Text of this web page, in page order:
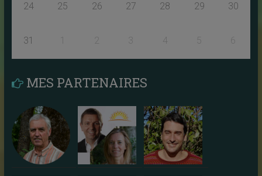
24 25 26 27 28 29 30
31 1 3 4 5 6
MES PARTENAIRES